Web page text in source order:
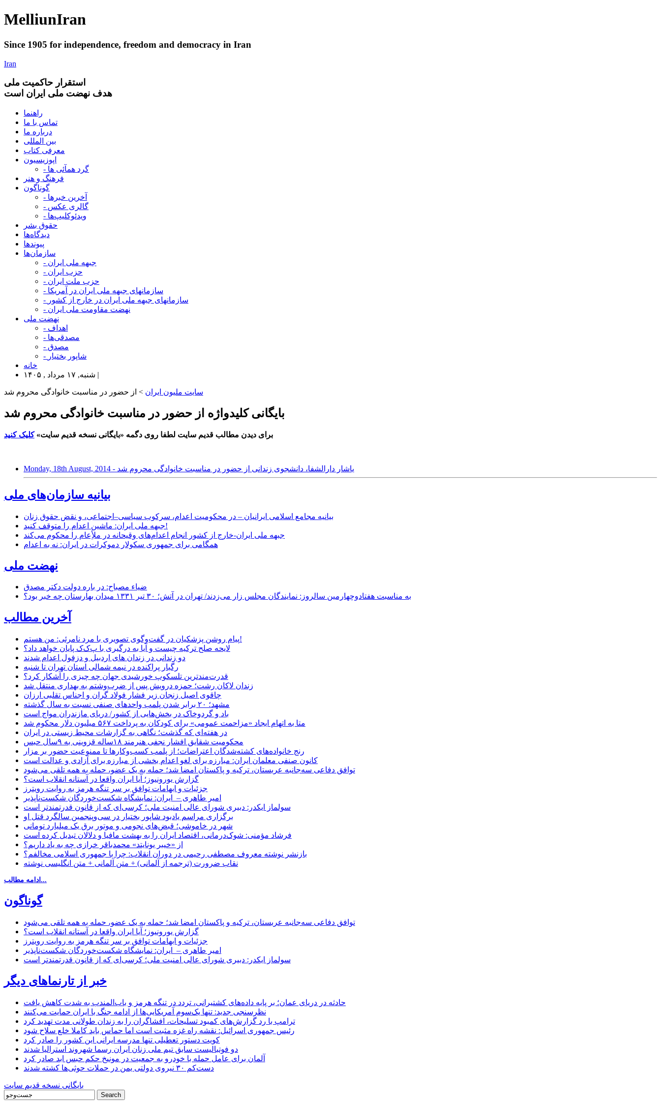
MelliunIran
Since 1905 for independence, freedom and democracy in Iran
Iran
استقرار حاکميت ملی
هدف نهضت ملی ایران است
راهنما
تماس با ما
درباره ما
بین المللی
معرفی کتاب
اپوزیسیون
- گرد همآئی ها
فرهنگ و هنر
گوناگون
- آخرین خبرها
- گالری عکس
- ویدئوکلیپ‌ها
حقوق بشر
دیدگاه‌ها
پیوندها
سازمان‌ها
- جبهه ملی ایران
- حزب ایران
- حزب ملت ایران
- سازمانهای جبهه ملی ایران در آمریکا
- سازمانهای جبهه ملی ایران در خارج از کشور
- نهضت مقاومت ملی ایران
نهضت ملی
- اهداف
- مصدقی‌ها
- مصدق
- شاپور بختیار
خانه
شنبه, ۱۷ مرداد , ۱۴۰۵ |
سایت ملیون ایران > از حضور در مناسبت خانوادگی محروم شد
بایگانی کلیدواژه از حضور در مناسبت خانوادگی محروم شد
برای دیدن مطالب قدیم سایت لطفا روی دگمه «بایگانی نسخه قدیم سایت»کلیک کنید
Monday, 18th August, 2014 - یاشار دارالشفا، دانشجوی زندانی از حضور در مناسبت خانوادگی محروم شد
بیانیه سازمان‌های ملی
بیانیه مجامع اسلامی ایرانیان – در محکومیت اعدام، سرکوب سیاسی–اجتماعی، و نقض حقوق زنان
جبهه ملی ایران: ماشین اعدام را متوقف کنید!
جبهه ملی ایران-خارج از کشور انجام اعدام‌های وقیحانه در ملأِعام را محکوم می‌کند
همگامی برای جمهوری سکولار دموکرات در ایران: نه به اعدام
نهضت ملی
ضیاء مصباح: در باره دولت دکتر مصدق
به مناسبت هفتادوچهارمین سالروز: نمایندگان مجلس زار می‌زدند/ تهران در آتش؛ ۳۰ تیر ۱۳۳۱ میدان بهارستان چه خبر بود؟
آخرین مطالب
پیام روشن پزشکیان در گفت‌و‌گوی تصویری با مرد نامرئی: من هستم!
لایحه صلح ترکیه چیست و آیا به درگیری با پ‌ک‌ک پایان خواهد داد؟
دو زندانی در زندان های اردبیل و دزفول اعدام شدند
رگبار پراکنده در نیمه شمالی استان تهران تا شنبه
قدرت‌مندترین تلسکوپ خورشیدی جهان چه چیزی را آشکار کرد؟
زندان لاکان رشت؛ حمزه درویش پس از ضرب‌وشتم به بهداری منتقل شد
چاقوی اصیل زنجان زیر فشار فولاد گران و اجناس تقلبی ارزان
مشهد؛ ۲۰ برابر شدن پلمب واحدهای صنفی نسبت به سال گذشته
باد و گردوخاک در بخش‌هایی از کشور/ دریای مازندران مواج است
متا به اتهام ایجاد «مزاحمت عمومی» برای کودکان به پرداخت ۵۶۷ میلیون دلار محکوم شد
در هفته‌ای که گذشت؛ نگاهی به گزارشات محیط زیستی در ایران
محکومیت شقایق افشار نجفی هنرمند ۱۸ساله قزوینی به ۹سال حبس
رنج خانواده‌های کشته‌شدگان اعتراضات؛ از پلمب کسب‌وکارها تا ممنوعیت حضور بر مزار
کانون صنفی معلمان ایران: مبارزه برای لغو اعدام بخشی از مبارزه برای آزادی و عدالت است
توافق دفاعی سه‌جانبه عربستان، ترکیه و پاکستان امضا شد؛ حمله به یک عضو، حمله به همه تلقی می‌شود
گزارش یورونیوز؛ آیا ایران واقعا در آستانه انقلاب است؟
جزئیات و ابهامات توافق بر سر تنگه هرمز به روایت رویترز
امیر طاهری – ایران: نمایشگاه شکست‌خوردگان شکست‌ناپذیر
سولماز ایکدر: دبیری شورای عالی امنیت ملی؛ کرسی‌ای که از قانون قدرتمندتر است
برگزاری مراسم یادبود شاپور بختیار در سی‌وپنجمین سالگرد قتل او
شهر در خاموشی؛ قبض‌های نجومی و موتور برق یک میلیارد تومانی
فرشاد مؤمنی: شوک‌درمانی، اقتصاد ایران را به بهشت مافیا و دلالان تبدیل کرده است
از «خیبر یونایتد» محمدباقر خرازی چه به یاد داریم؟
بازنشر نوشته معروف مصطفی رحیمی در دوران انقلاب: چرا با جمهوری اسلامی مخالفم؟
نقاب ضرورت (ترجمه از آلمانی) + متن آلمانی + متن انگلیسی نوشته
ادامه مطالب...
گوناگون
توافق دفاعی سه‌جانبه عربستان، ترکیه و پاکستان امضا شد؛ حمله به یک عضو، حمله به همه تلقی می‌شود
گزارش یورونیوز؛ آیا ایران واقعا در آستانه انقلاب است؟
جزئیات و ابهامات توافق بر سر تنگه هرمز به روایت رویترز
امیر طاهری – ایران: نمایشگاه شکست‌خوردگان شکست‌ناپذیر
سولماز ایکدر: دبیری شورای عالی امنیت ملی؛ کرسی‌ای که از قانون قدرتمندتر است
خبر از تارنماهای دیگر
حادثه در دریای عمان؛ بر پایه داده‌های کشتیرانی، تردد در تنگه هرمز و باب‌المندب به شدت کاهش یافت
نظرسنجی جدید: تنها یک‌سوم آمریکایی‌ها از ادامه جنگ با ایران حمایت می‌کنند
ترامپ با رد گزارش‌های کمبود تسلیحات، افشاگران را به زندان طولانی مدت تهدید کرد
رئیس‌ جمهوری اسرائیل: نقشه راه غزه مثبت است اما حماس باید کاملا خلع سلاح شود
کویت دستور تعطیلی تنها مدرسه ایرانی این کشور را صادر کرد
دو فوتبالیست سابق تیم ملی زنان ایران رسما شهروند استرالیا شدند
آلمان برای عامل حمله با خودرو به جمعیت در مونیخ حکم حبس ابد صادر کرد
دست‌کم ۳۰ نیروی دولتی یمن در حملات حوثی‌ها کشته شدند
بایگانی نسخه قدیم سایت